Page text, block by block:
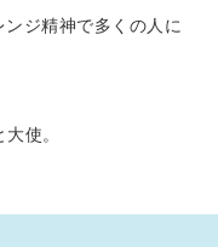
ジ精神で多くの人に
使。